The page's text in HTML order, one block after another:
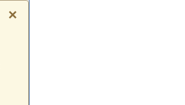
×